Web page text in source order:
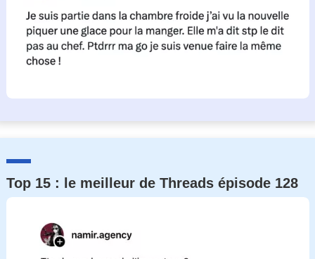
Top 15 : le meilleur de Threads épisode 128